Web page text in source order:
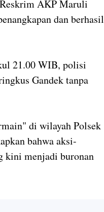
AKP Maruli
dan berhasil
21.00 WIB, polisi
Gandek tanpa
di wilayah Polsek
bahwa aksi-
kini menjadi buronan